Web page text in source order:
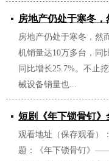
房地产仍处于寒冬，
房地产仍处于寒冬，然
机销量达10万多台，同
同比增长25.7%。不止
械设备销量也...
短剧《年下锁骨钉
观看地址（保存观看）
题：《年下锁骨钉》